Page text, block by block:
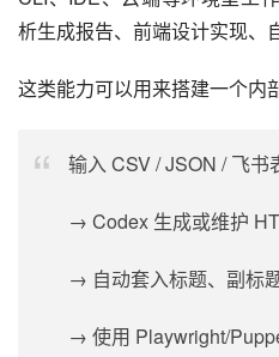
析生成报告、前端设计实现、
这类能力可以用来搭建一个内
输入 CSV / JSON / 飞书
→ Codex 生成或维护
→ 自动套入标题、副标
→ 使用 Playwright/